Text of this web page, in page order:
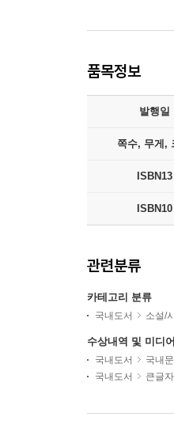
품목정보
발행일
쪽수, 무게,
ISBN13
ISBN10
관련분류
카테고리 분류
국내도서 소설/
수상내역 및 미디
국내도서 국내
국내도서
큰글